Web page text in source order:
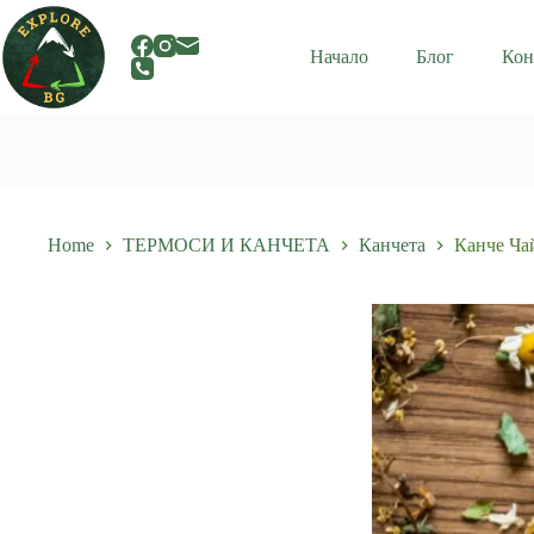
Skip
to
content
Начало Блог
Home ТЕРМОСИ И КАНЧЕТА Канчета Канче